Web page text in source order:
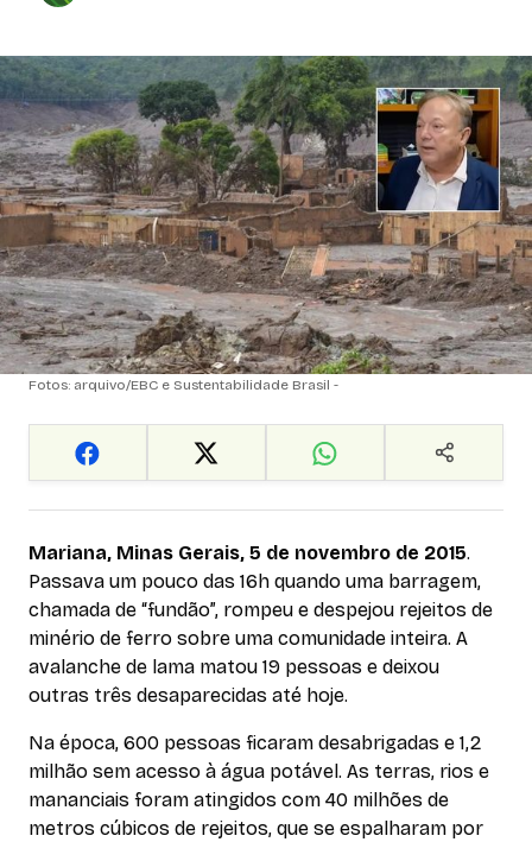
Fotos: arquivo/EBC e Sustentabilidade Brasil -
Mariana, Minas Gerais, 5 de novembro de 2015.
Passava um pouco das 16h quando uma barragem,
chamada de “fundão”, rompeu e despejou rejeitos de
minério de ferro sobre uma comunidade inteira. A
avalanche de lama matou 19 pessoas e deixou
outras três desaparecidas até hoje.
Na época, 600 pessoas ficaram desabrigadas e 1,2
milhão sem acesso à água potável. As terras, rios e
mananciais foram atingidos com 40 milhões de
metros cúbicos de rejeitos, que se espalharam por